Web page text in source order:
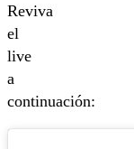
Reviva
el
live
a
continuación: